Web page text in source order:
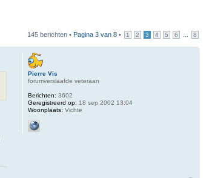
145 berichten • Pagina 3 van 8 • 1 2 3 4 5 6 8
Pierre Vis
forumverslaafde veteraan
Berichten: 3602
Geregistreerd op: 18 sep 2002 13:04
Woonplaats: Vichte